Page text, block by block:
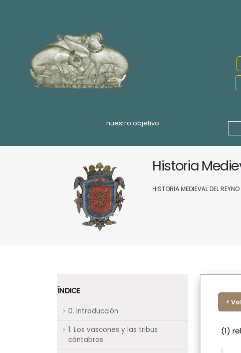
nuestro objetivo
Historia
HISTORIA MEDIEVAL DEL
ÍNDICE
0. Introducción
1. Los vascones y las tribus
cántabras
<
(1)